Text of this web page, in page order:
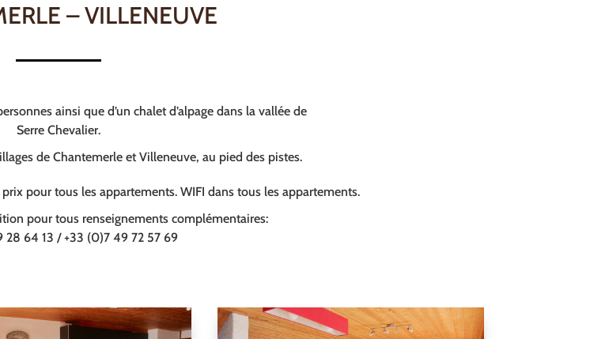
– VILLENEUVE
ainsi que d’un chalet d’alpage dans la vallée de
Serre Chevalier.
de Chantemerle et Villeneuve, au pied des pistes.
pour tous les appartements. WIFI dans tous les appartements.
pour tous renseignements complémentaires:
28 64 13 / +33 (0)7 49 72 57 69